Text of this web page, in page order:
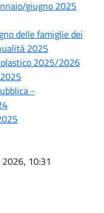
giugno 2025
delle famiglie dei
2025
2025/2026
-
10:31